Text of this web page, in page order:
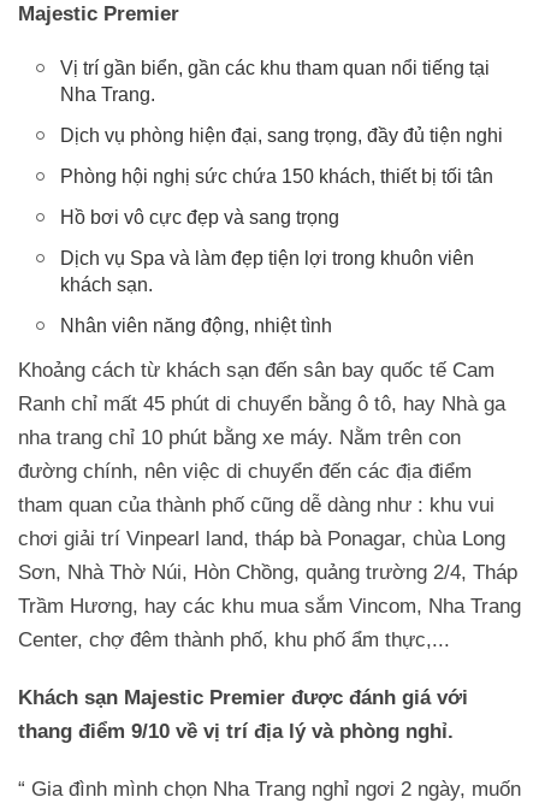
Majestic Premier
Vị trí gần biển, gần các khu tham quan nổi tiếng tại
Nha Trang.
Dịch vụ phòng hiện đại, sang trọng, đầy đủ tiện nghi
Phòng hội nghị sức chứa 150 khách, thiết bị tối tân
Hồ bơi vô cực đẹp và sang trọng
Dịch vụ Spa và làm đẹp tiện lợi trong khuôn viên
khách sạn.
Nhân viên năng động, nhiệt tình
Khoảng cách từ khách sạn đến sân bay quốc tế Cam
Ranh chỉ mất 45 phút di chuyển bằng ô tô, hay Nhà ga
nha trang chỉ 10 phút bằng xe máy. Nằm trên con
đường chính, nên việc di chuyển đến các địa điểm
tham quan của thành phố cũng dễ dàng như : khu vui
chơi giải trí Vinpearl land, tháp bà Ponagar, chùa Long
Sơn, Nhà Thờ Núi, Hòn Chồng, quảng trường 2/4, Tháp
Trầm Hương, hay các khu mua sắm Vincom, Nha Trang
Center, chợ đêm thành phố, khu phố ẩm thực,...
Khách sạn Majestic Premier được đánh giá với
thang điểm 9/10 về vị trí địa lý và phòng nghỉ.
“ Gia đình mình chọn Nha Trang nghỉ ngơi 2 ngày, muốn